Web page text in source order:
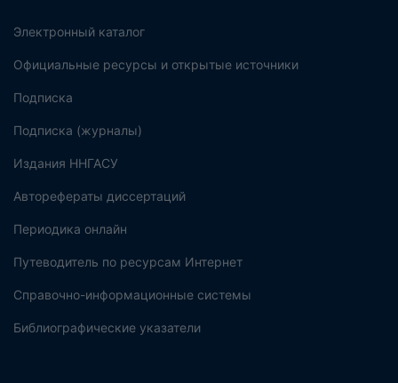
Электронный каталог
Официальные ресурсы и открытые источники
Подписка
Подписка (журналы)
Издания ННГАСУ
Авторефераты диссертаций
Периодика онлайн
Путеводитель по ресурсам Интернет
Справочно-информационные системы
Библиографические указатели